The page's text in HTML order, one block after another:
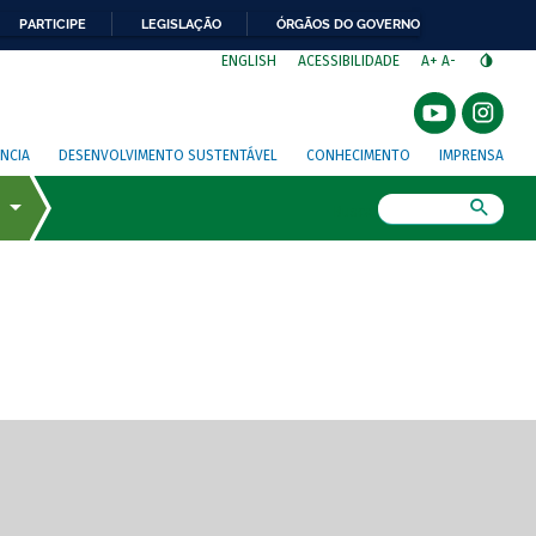
PARTICIPE LEGISLAÇÃO ÓRGÃOS DO GOVERNO
ENGLISH ACESSIBILIDADE A+ A-
DESENVOLVIMENTO SUSTENTÁVEL CONHECIMENTO IMPRENSA
de tela